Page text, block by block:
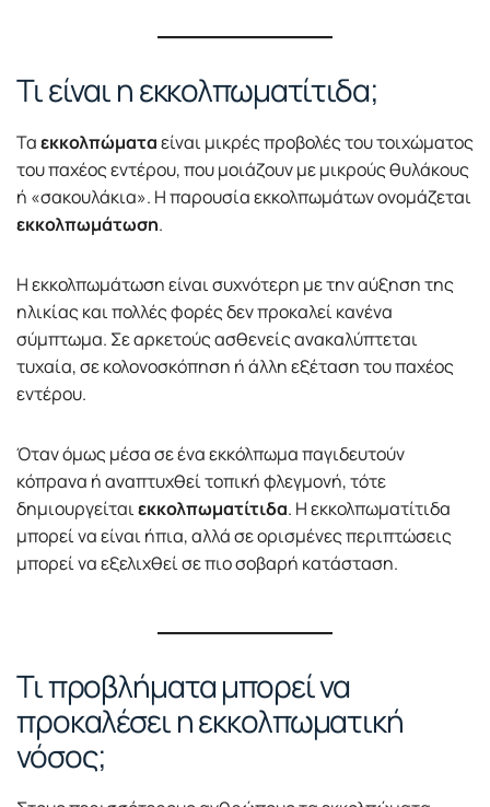
Τι είναι η εκκολπωματίτιδα;
Ταεκκολπώματαείναι μικρές προβολές του τοιχώματος
του παχέος εντέρου, που μοιάζουν με μικρούς θυλάκους
ή «σακουλάκια». Η παρουσία εκκολπωμάτων ονομάζεται
εκκολπωμάτωση.
Η εκκολπωμάτωση είναι συχνότερη με την αύξηση της
ηλικίας και πολλές φορές δεν προκαλεί κανένα
σύμπτωμα. Σε αρκετούς ασθενείς ανακαλύπτεται
τυχαία, σε κολονοσκόπηση ή άλλη εξέταση του παχέος
εντέρου.
Όταν όμως μέσα σε ένα εκκόλπωμα παγιδευτούν
κόπρανα ή αναπτυχθεί τοπική φλεγμονή, τότε
δημιουργείταιεκκολπωματίτιδα. Η εκκολπωματίτιδα
μπορεί να είναι ήπια, αλλά σε ορισμένες περιπτώσεις
μπορεί να εξελιχθεί σε πιο σοβαρή κατάσταση.
Τι προβλήματα μπορεί να
προκαλέσει η εκκολπωματική
νόσος;